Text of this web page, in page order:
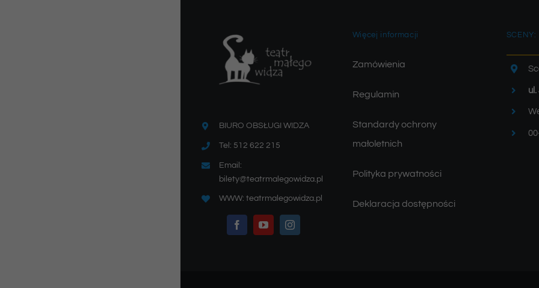
BIURO OBSŁUGI WIDZA
Tel: 512 622 215
Email:
bilety@teatrmalegowidza.pl
WWW: teatrmalegowidza.pl
Więcej informacji
Zamówienia
Regulamin
Standardy ochrony
małoletnich
Polityka prywatności
Deklaracja dostępności
SCENY: